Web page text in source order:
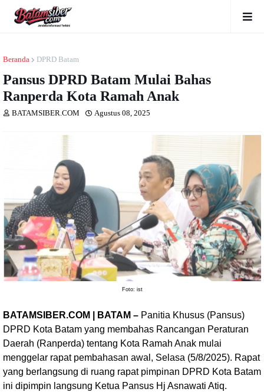
Beranda DPRD Batam
Pansus DPRD Batam Mulai Bahas
Ranperda Kota Ramah Anak
BATAMSIBER.COM Agustus 08, 2025
Foto: ist
BATAMSIBER.COM | BATAM – Panitia Khusus (Pansus)
DPRD Kota Batam yang membahas Rancangan Peraturan
Daerah (Ranperda) tentang Kota Ramah Anak mulai
menggelar rapat pembahasan awal, Selasa (5/8/2025). Rapat
yang berlangsung di ruang rapat pimpinan DPRD Kota Batam
ini dipimpin langsung Ketua Pansus Hj Asnawati Atiq.